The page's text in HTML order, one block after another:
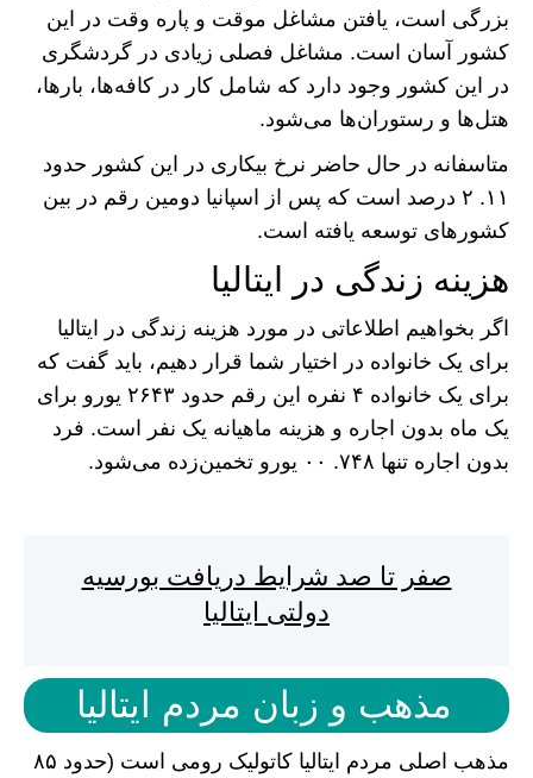
بزرگی است، یافتن مشاغل موقت و پاره وقت در این
کشور آسان است. مشاغل فصلی زیادی در گردشگری
در این کشور وجود دارد که شامل کار در کافه‌ها، بار‌ها،
هتل‌ها و رستوران‌ها می‌شود.
متاسفانه در حال حاضر نرخ بیکاری در این کشور حدود
۱۱. ۲ درصد است که پس از اسپانیا دومین رقم در بین
کشور‌های توسعه یافته است.
هزینه زندگی در ایتالیا
اگر بخواهیم اطلاعاتی در مورد هزینه زندگی در ایتالیا
برای یک خانواده در اختیار شما قرار دهیم، باید گفت که
برای یک خانواده ۴ نفره این رقم حدود ۲۶۴۳ یورو برای
یک ماه بدون اجاره و هزینه ماهیانه یک نفر است. فرد
بدون اجاره تنها ۷۴۸. ۰۰ یورو تخمین‌زده می‌شود.
صفر تا صد شرایط دریافت بورسیه
دولتی ایتالیا
مذهب و زبان مردم ایتالیا
مذهب اصلی مردم ایتالیا کاتولیک رومی است (حدود ۸۵